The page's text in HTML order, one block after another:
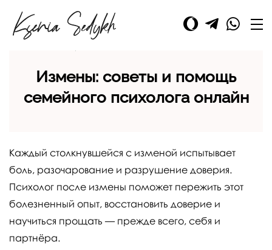
Семейный психолог Ксения Седых Отношения и брак>О
Измены: советы и помощь
семейного психолога онлайн
Каждый столкнувшейся с изменой испытывает
боль, разочарование и разрушение доверия.
Психолог после измены поможет пережить этот
болезненный опыт, восстановить доверие и
научиться прощать — прежде всего, себя и
партнёра.